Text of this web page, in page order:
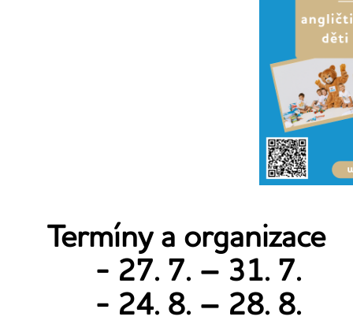
Termíny a organizace
- 27. 7. – 31. 7.
- 24. 8. – 28. 8.